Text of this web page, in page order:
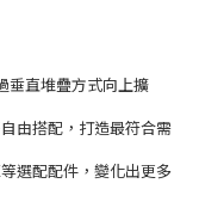
垂直堆疊方式向上擴
由搭配，打造最符合需
選配配件，變化出更多